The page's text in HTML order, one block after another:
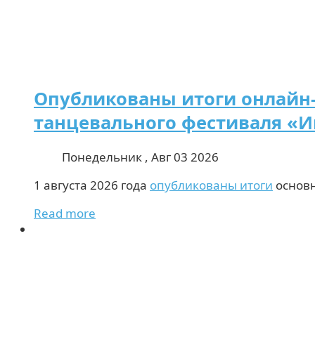
Опубликованы итоги
танцевального фестиваля
Понедельник , Авг 03 2026
1 августа 2026 года опубликованы итоги
Read more